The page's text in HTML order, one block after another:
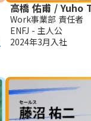
高橋 佑甫 / Yuho
Work事業部 責任者
ENFJ - 主人公
2024年3月入社